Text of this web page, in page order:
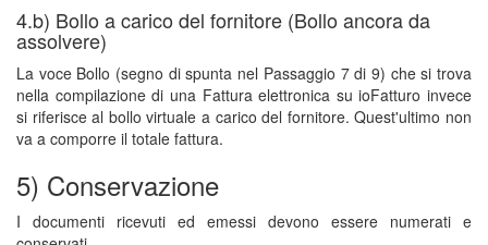
4.b) Bollo a carico del fornitore (Bollo ancora da
assolvere)
La voce Bollo (segno di spunta nel Passaggio 7 di 9) che si trova
nella compilazione di una Fattura elettronica su ioFatturo invece
si riferisce al bollo virtuale a carico del fornitore. Quest'ultimo non
va a comporre il totale fattura.
5) Conservazione
I documenti ricevuti ed emessi devono essere numerati e